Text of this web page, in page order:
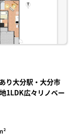
り大分駅・大分市
1LDK広々リノベー